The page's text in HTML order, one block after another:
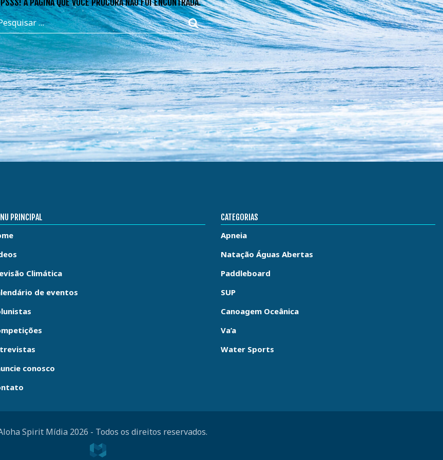
PRINCIPAL
Climática
de eventos
conosco
CATEGORIAS
Apneia
Natação Águas Abertas
Paddleboard
SUP
Canoagem Oceânica
Va’a
Water Sports
Spirit Mídia 2026 - Todos os direitos reservados.